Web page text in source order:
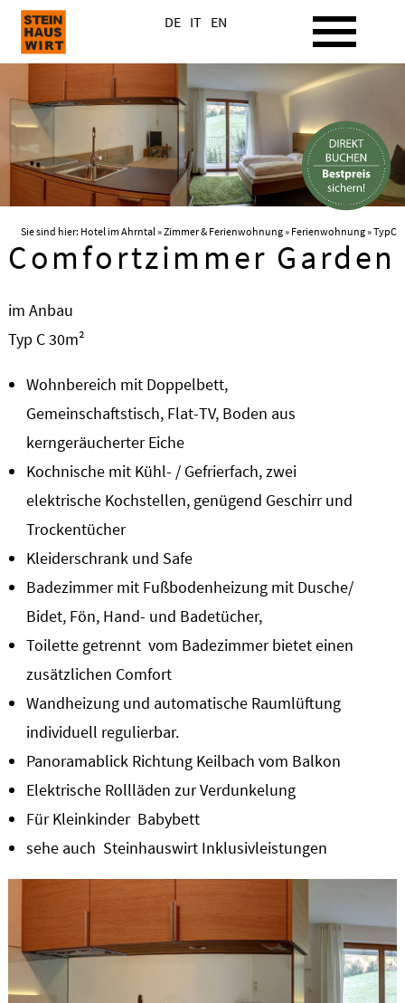
DE IT EN
Sie sind hier: Hotel im Ahrntal»Zimmer & Ferienwohnung» Ferienwohnung» TypC
Comfortzimmer Garden
im Anbau
Typ C 30m²
Wohnbereich mit Doppelbett,
Gemeinschaftstisch, Flat-TV, Boden aus
kerngeräucherter Eiche
Kochnische mit Kühl- / Gefrierfach, zwei
elektrische Kochstellen, genügend Geschirr und
Trockentücher
Kleiderschrank und Safe
Badezimmer mit Fußbodenheizung mit Dusche/
Bidet, Fön, Hand- und Badetücher,
Toilette getrennt vom Badezimmer bietet einen
zusätzlichen Comfort
Wandheizung und automatische Raumlüftung
individuell regulierbar.
Panoramablick Richtung Keilbach vom Balkon
Elektrische Rollläden zur Verdunkelung
Für Kleinkinder Babybett
sehe auch Steinhauswirt Inklusivleistungen